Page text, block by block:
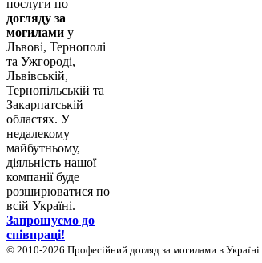
послуги по
догляду за
могилами у
Львові, Тернополі
та Ужгороді,
Львівській,
Тернопільській та
Закарпатській
областях. У
недалекому
майбутньому,
діяльність нашої
компанії буде
розширюватися по
всій Україні.
Запрошуємо до
співпраці!
© 2010-2026 Професійний догляд за могилами в